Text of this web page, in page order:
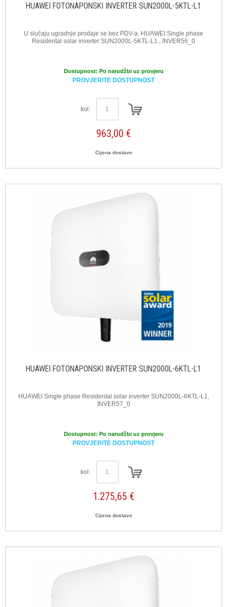
HUAWEI FOTONAPONSKI INVERTER SUN2000L-5KTL-L1
U slučaju ugradnje prodaje se bez PDV-a. HUAWEI Single phase
Residental solar inverter SUN2000L-5KTL-L1., INVER56_0
Dostupnost: Po narudžbi uz provjeru
PROVJERITE DOSTUPNOST
kol:
963,00 €
Cijena dostave
HUAWEI FOTONAPONSKI INVERTER SUN2000L-6KTL-L1
HUAWEI Single phase Residental solar inverter SUN2000L-6KTL-L1,
INVER57_0
Dostupnost: Po narudžbi uz provjeru
PROVJERITE DOSTUPNOST
kol:
1.275,65 €
Cijena dostave